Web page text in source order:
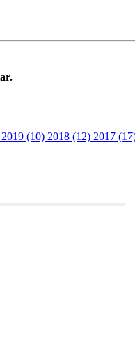
2019 (10) 2018 (12) 2017